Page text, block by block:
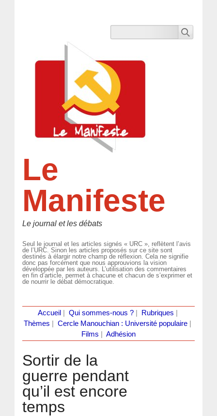
Le
Manifeste
Le journal et les débats
Seul le journal et les articles signés « URC », reflètent l’avis
de l’URC. Sinon les articles proposés sur ce site sont
destinés à élargir notre champ de réflexion. Cela ne signifie
donc pas forcément que nous approuvions la vision
développée par les auteurs. L’utilisation des commentaires
en fin d’article, permet à chacune et chacun de s’exprimer et
de nourrir le débat démocratique.
Accueil Qui sommes-nous ?| Rubriques
Thèmes
Cercle Manouchian : Université populaire
Films
Adhésion
Sortir de la
guerre pendant
qu’il est encore
temps